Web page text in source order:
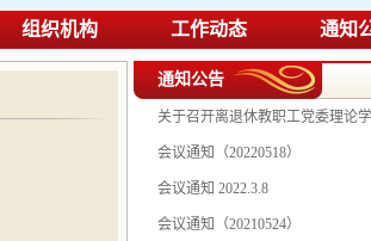
组织机构 工作动态 通知
通知公告
关于召开离退休教职工党委理论
会议通知（20220518）
会议通知 2022.3.8
会议通知（20210524）